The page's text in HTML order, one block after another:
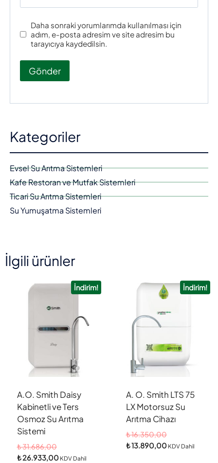
Kategoriler
Evsel Su Arıtma Sistemleri
Kafe Restoran ve Mutfak Sistemleri
Ticari Su Arıtma Sistemleri
Su Yumuşatma Sistemleri
Daha sonraki yorumlarımda kullanılması için
adım, e-posta adresim ve site adresim bu
tarayıcıya kaydedilsin.
İlgili ürünler
İndirim!
A.O. Smith Daisy
Kabinetli ve Ters
Osmoz Su Arıtma
Sistemi
₺31.686,00
₺26.933,00 KDV Dahil
İndirim!
A. O. Smith LTS 75
LX Motorsuz Su
Arıtma Cihazı
₺16.350,00
₺13.890,00 KDV Dahil